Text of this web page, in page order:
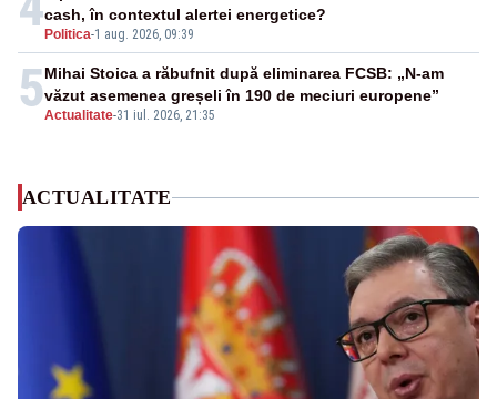
Politica-1 aug. 2026, 09:39
cash, în contextul alertei energetice?
5Actualitate-31 iul. 2026, 21:35
Mihai Stoica a răbufnit după eliminarea FCSB: „N-am
văzut asemenea greșeli în 190 de meciuri europene”
ACTUALITATE